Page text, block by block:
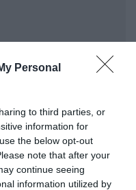
Personal
to third parties, or
information for
the below opt-out
note that after your
continue seeing
information utilized by